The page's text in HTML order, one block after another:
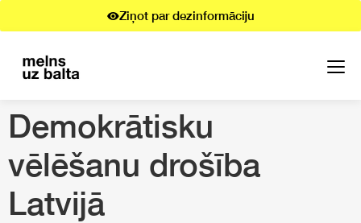
Ziņot par dezinformāciju
Demokrātisku
vēlēšanu drošība
Latvijā